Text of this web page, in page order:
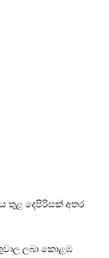
තුළ දෙපිරිසක් අතර
ලබා කොළඹ